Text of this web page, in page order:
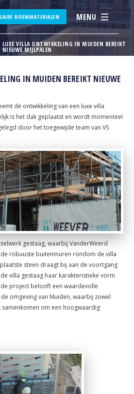
BOUWMATERIALEN MENU
LUXE VILLA ONTWIKKELING IN MUIDEN BEREIKT
NIEUWE MIJLPALEN
IN MUIDEN BEREIKT NIEUWE
de ontwikkeling van een luxe villa
is het dak geplaatst en wordt momenteel
door het toegewijde team van VS
gestaag, waarbij VanderWeerd
robuuste buitenmuren rondom de villa
steen draagt bij aan de voortgang
villa gestaag haar karakteristieke vorm
project belooft een waardevolle
omgeving van Muiden, waarbij zowel
samenkomen om een hoogwaardig